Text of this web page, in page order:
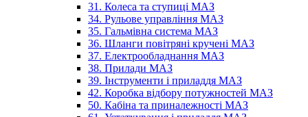
31. Колеса та ступиці МАЗ
34. Рульове управління МАЗ
35. Гальмівна система МАЗ
36. Шланги повітряні кручені МАЗ
37. Електрообладнання МАЗ
38. Прилади МАЗ
39. Інструменти і приладдя МАЗ
42. Коробка відбору потужностей МАЗ
50. Кабіна та приналежності МАЗ